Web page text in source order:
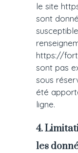
le site
sont
https://
sont pas
sous
été
ligne.
4.
les